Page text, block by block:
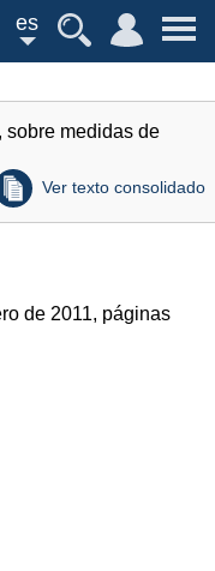
es
sobre medidas de
Ver texto consolidado
de 2011, páginas